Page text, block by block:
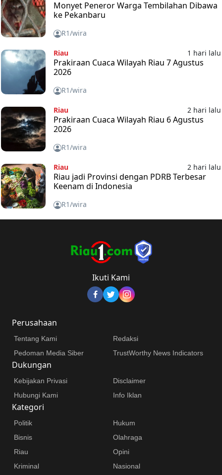
Monyet Peneror Warga Tembilahan Dibawa
ke Pekanbaru
R1/wira
Riau 1 hari lalu
Prakiraan Cuaca Wilayah Riau 7 Agustus
2026
R1/wira
Riau 2 hari lalu
Prakiraan Cuaca Wilayah Riau 6 Agustus
2026
R1/wira
Riau 2 hari lalu
Riau jadi Provinsi dengan PDRB Terbesar
Keenam di Indonesia
R1/wira
Ikuti Kami
Perusahaan
Tentang Kami
Redaksi
Pedoman Media Siber
TrustWorthy News Indicators
Dukungan
Kebijakan Privasi
Disclaimer
Hubungi Kami
Info Iklan
Kategori
Politik
Hukum
Bisnis
Olahraga
Riau
Opini
Kriminal
Nasional